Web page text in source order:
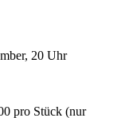
20 Uhr
pro Stück (nur